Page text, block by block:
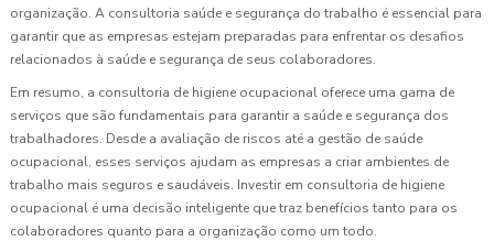
organização. A consultoria saúde e segurança do trabalho é essencial para
garantir que as empresas estejam preparadas para enfrentar os desafios
relacionados à saúde e segurança de seus colaboradores.
Em resumo, a consultoria de higiene ocupacional oferece uma gama de
serviços que são fundamentais para garantir a saúde e segurança dos
trabalhadores. Desde a avaliação de riscos até a gestão de saúde
ocupacional, esses serviços ajudam as empresas a criar ambientes de
trabalho mais seguros e saudáveis. Investir em consultoria de higiene
ocupacional é uma decisão inteligente que traz benefícios tanto para os
colaboradores quanto para a organização como um todo.